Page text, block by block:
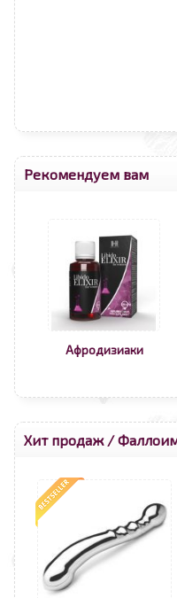
Рекомендуем вам
Афродизиаки
Хит продаж/